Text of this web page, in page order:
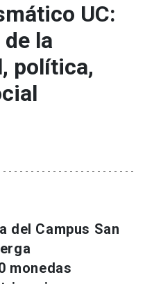
UC:
la
política,
del Campus San
monedas